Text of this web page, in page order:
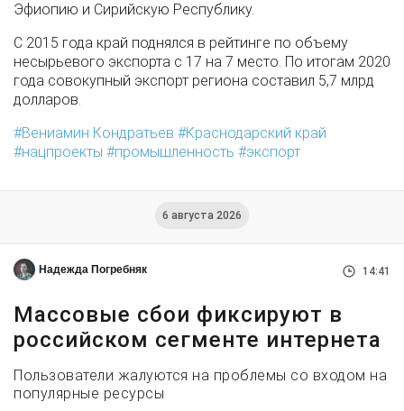
Эфиопию и Сирийскую Республику.
С 2015 года край поднялся в рейтинге по объему
несырьевого экспорта с 17 на 7 место. По итогам 2020
года совокупный экспорт региона составил 5,7 млрд
долларов.
Вениамин Кондратьев
Краснодарский край
нацпроекты
промышленность экспорт
6 августа 2026
Надежда Погребняк 14:41
Массовые сбои фиксируют в
российском сегменте интернета
Пользователи жалуются на проблемы со входом на
популярные ресурсы